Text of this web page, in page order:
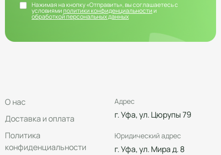
Нажимая на кнопку «Отправить», вы соглашаетесь с
условиямиполитики конфиденциальностии
обработкой персональных данных
О нас
Доставка и оплата
Политика
конфиденциальности
Адрес
г. Уфа, ул. Цюрупы 79
Юридический адрес
г. Уфа, ул. Мира д. 8